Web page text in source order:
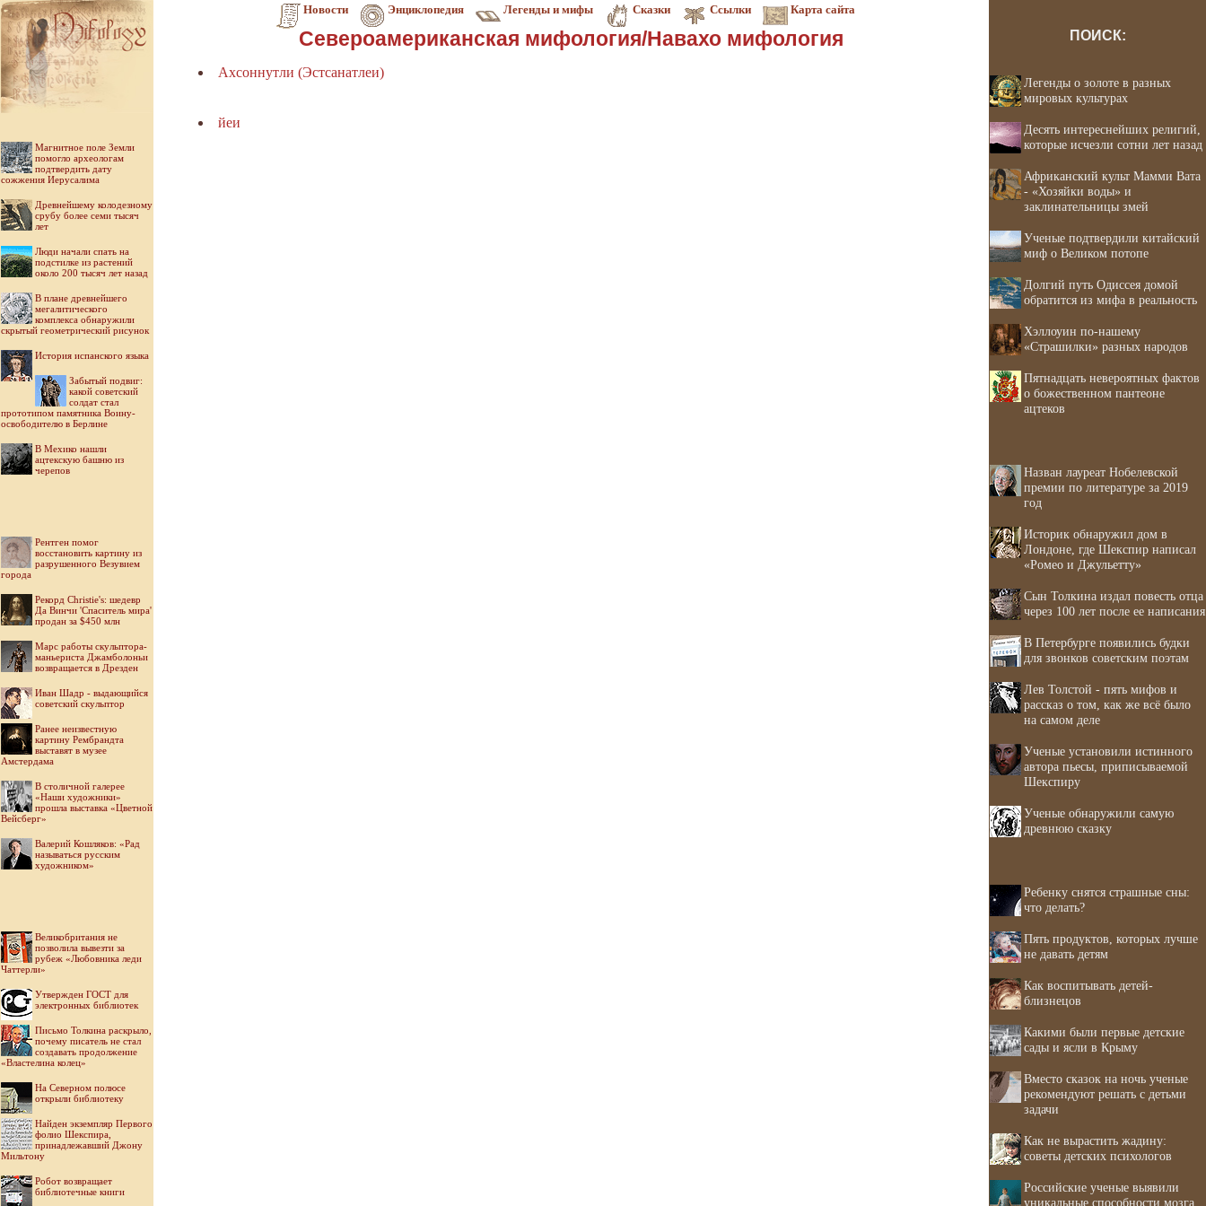
Новости Энциклопедия Легенды и мифы Сказки Ссылки Карта сайта
Магнитное поле Земли
помогло археологам
подтвердить дату
сожжения Иерусалима
Древнейшему колодезному
срубу более семи тысяч
лет
Люди начали спать на
подстилке из растений
около 200 тысяч лет назад
В плане древнейшего
мегалитического
комплекса обнаружили
скрытый геометрический рисунок
История испанского языка
Забытый подвиг:
какой советский
солдат стал
прототипом памятника Воину-
освободителю в Берлине
В Мехико нашли
ацтекскую башню из
черепов
Рентген помог
восстановить картину из
разрушенного Везувием
города
Рекорд Christie's: шедевр
Да Винчи 'Спаситель мира'
продан за $450 млн
Марс работы скульптора-
маньериста Джамболоньи
возвращается в Дрезден
Иван Шадр - выдающийся
советский скульптор
Ранее неизвестную
картину Рембрандта
выставят в музее
Амстердама
В столичной галерее
«Наши художники»
прошла выставка «Цветной
Вейсберг»
Валерий Кошляков: «Рад
называться русским
художником»
Великобритания не
позволила вывезти за
рубеж «Любовника леди
Чаттерли»
Утвержден ГОСТ для
электронных библиотек
Письмо Толкина раскрыло,
почему писатель не стал
создавать продолжение
«Властелина колец»
На Северном полюсе
открыли библиотеку
Найден экземпляр Первого
фолио Шекспира,
принадлежавший Джону
Мильтону
Робот возвращает
библиотечные книги
Североамериканская мифология/Навахо мифология
Ахсоннутли (Эстсанатлеи)
йеи
ПОИСК:
Легенды о золоте в разных
мировых культурах
Десять интереснейших религий,
которые исчезли сотни лет назад
Африканский культ Мамми Вата
- «Хозяйки воды» и
заклинательницы змей
Ученые подтвердили китайский
миф о Великом потопе
Долгий путь Одиссея домой
обратится из мифа в реальность
Хэллоуин по-нашему
«Страшилки» разных народов
Пятнадцать невероятных фактов
о божественном пантеоне
ацтеков
Назван лауреат Нобелевской
премии по литературе за 2019
год
Историк обнаружил дом в
Лондоне, где Шекспир написал
«Ромео и Джульетту»
Сын Толкина издал повесть отца
через 100 лет после ее написания
В Петербурге появились будки
для звонков советским поэтам
Лев Толстой - пять мифов и
рассказ о том, как же всё было
на самом деле
Ученые установили истинного
автора пьесы, приписываемой
Шекспиру
Ученые обнаружили самую
древнюю сказку
Ребенку снятся страшные сны:
что делать?
Пять продуктов, которых лучше
не давать детям
Как воспитывать детей-
близнецов
Какими были первые детские
сады и ясли в Крыму
Вместо сказок на ночь ученые
рекомендуют решать с детьми
задачи
Как не вырастить жадину:
советы детских психологов
Российские ученые выявили
уникальные способности мозга